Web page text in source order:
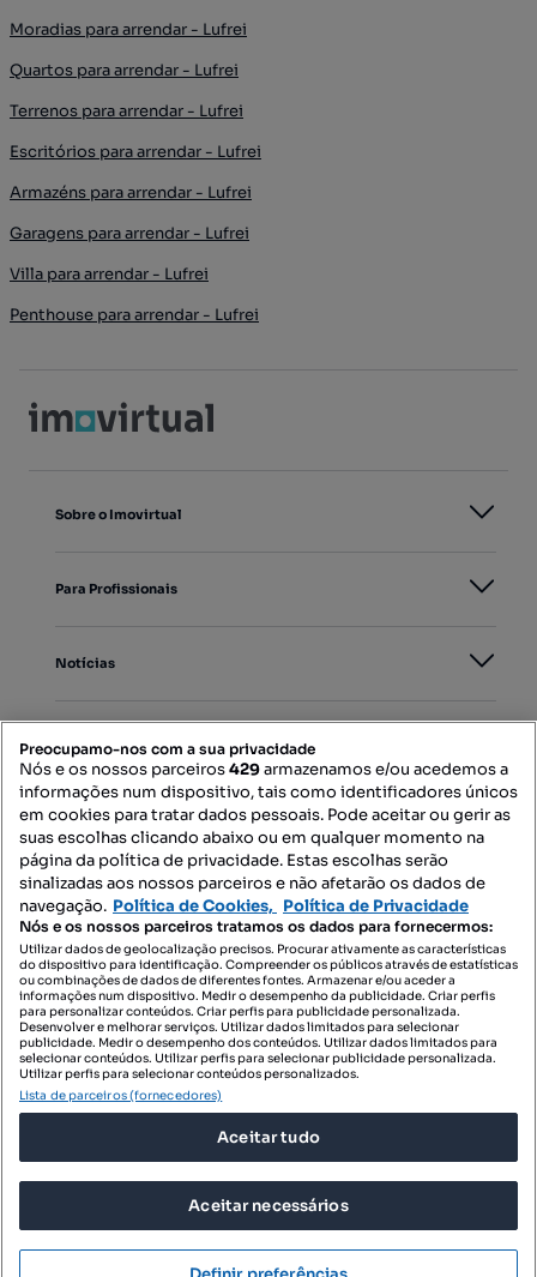
Moradias para arrendar - Lufrei
Quartos para arrendar - Lufrei
Terrenos para arrendar - Lufrei
Escritórios para arrendar - Lufrei
Armazéns para arrendar - Lufrei
Garagens para arrendar - Lufrei
Villa para arrendar - Lufrei
Penthouse para arrendar - Lufrei
Sobre o Imovirtual
Para Profissionais
Notícias
Mapa do Site
Contacte-nos
SIGA-NOS:
DESCARREGAR NA:
© 2026 Imovirtual.com, OLX Portugal, S.A.
TERMOS DE UTILIZAÇÃO
POLÍTICA DE PRIVACIDADE
Preocupamo-nos com a sua privacidade
Nós e os nossos parceiros429armazenamos e/ou acedemos a
informações num dispositivo, tais como identificadores únicos
em cookies para tratar dados pessoais. Pode aceitar ou gerir as
suas escolhas clicando abaixo ou em qualquer momento na
página da política de privacidade. Estas escolhas serão
sinalizadas aos nossos parceiros e não afetarão os dados de
navegação. Política de Cookies, Política de Privacidade
Nós e os nossos parceiros tratamos os dados para fornecermos:
Utilizar dados de geolocalização precisos. Procurar ativamente as características
do dispositivo para identificação. Compreender os públicos através de estatísticas
ou combinações de dados de diferentes fontes. Armazenar e/ou aceder a
informações num dispositivo. Medir o desempenho da publicidade. Criar perfis
para personalizar conteúdos. Criar perfis para publicidade personalizada.
Desenvolver e melhorar serviços. Utilizar dados limitados para selecionar
publicidade. Medir o desempenho dos conteúdos. Utilizar dados limitados para
selecionar conteúdos. Utilizar perfis para selecionar publicidade personalizada.
Utilizar perfis para selecionar conteúdos personalizados.
Lista de parceiros (fornecedores)
Aceitar tudo
Aceitar necessários